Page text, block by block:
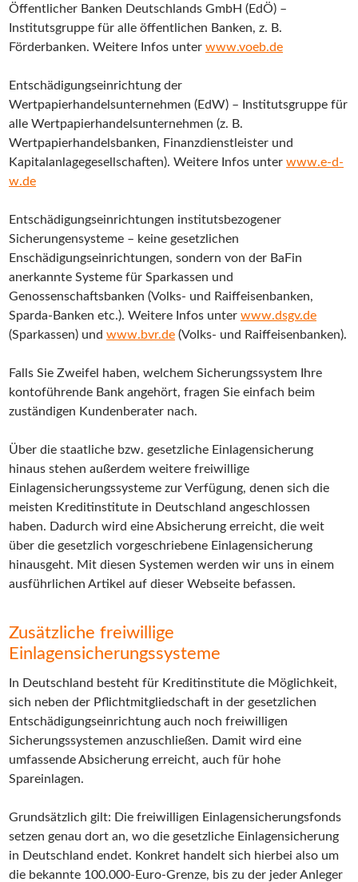
Öffentlicher Banken Deutschlands GmbH (EdÖ) –
Institutsgruppe für alle öffentlichen Banken, z. B.
Förderbanken. Weitere Infos unter www.voeb.de
Entschädigungseinrichtung der
Wertpapierhandelsunternehmen (EdW) – Institutsgruppe für
alle Wertpapierhandelsunternehmen (z. B.
Wertpapierhandelsbanken, Finanzdienstleister und
Kapitalanlagegesellschaften). Weitere Infos unter www.e-d-
w.de
Entschädigungseinrichtungen institutsbezogener
Sicherungensysteme – keine gesetzlichen
Enschädigungseinrichtungen, sondern von der BaFin
anerkannte Systeme für Sparkassen und
Genossenschaftsbanken (Volks- und Raiffeisenbanken,
Sparda-Banken etc.). Weitere Infos unter www.dsgv.de
(Sparkassen) und www.bvr.de (Volks- und Raiffeisenbanken).
Falls Sie Zweifel haben, welchem Sicherungssystem Ihre
kontoführende Bank angehört, fragen Sie einfach beim
zuständigen Kundenberater nach.
Über die staatliche bzw. gesetzliche Einlagensicherung
hinaus stehen außerdem weitere freiwillige
Einlagensicherungssysteme zur Verfügung, denen sich die
meisten Kreditinstitute in Deutschland angeschlossen
haben. Dadurch wird eine Absicherung erreicht, die weit
über die gesetzlich vorgeschriebene Einlagensicherung
hinausgeht. Mit diesen Systemen werden wir uns in einem
ausführlichen Artikel auf dieser Webseite befassen.
Zusätzliche freiwillige
Einlagensicherungssysteme
In Deutschland besteht für Kreditinstitute die Möglichkeit,
sich neben der Pflichtmitgliedschaft in der gesetzlichen
Entschädigungseinrichtung auch noch freiwilligen
Sicherungssystemen anzuschließen. Damit wird eine
umfassende Absicherung erreicht, auch für hohe
Spareinlagen.
Grundsätzlich gilt: Die freiwilligen Einlagensicherungsfonds
setzen genau dort an, wo die gesetzliche Einlagensicherung
in Deutschland endet. Konkret handelt sich hierbei also um
die bekannte 100.000-Euro-Grenze, bis zu der jeder Anleger